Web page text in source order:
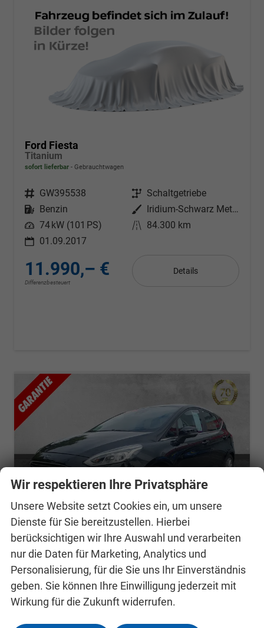
Ford Fiesta
Titanium
sofort lieferbar Gebrauchtwagen
Fahrzeugnr. GW395538 Getriebe Schaltgetriebe
Kraftstoff
Benzin Außenfarbe
Iridium-Schwarz Metallic
Leistung 74 kW (101 PS) Kilometerstand 84.300 km
01.09.2017
11.990,– €
Differenzbesteuert
Details
Ford Fiesta
1.0 EcoBoost Titanium Start/Stopp
Wir respektieren Ihre Privatsphäre
Unsere Website setzt Cookies ein, um unsere
Dienste für Sie bereitzustellen. Hierbei
berücksichtigen wir Ihre Auswahl und verarbeiten
nur die Daten für Marketing, Analytics und
Personalisierung, für die Sie uns Ihr Einverständnis
geben. Sie können Ihre Einwilligung jederzeit mit
Wirkung für die Zukunft widerrufen.